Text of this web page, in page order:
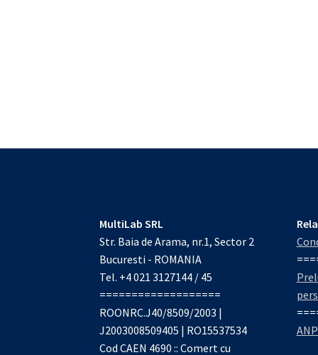
MultiLab SRL
Str. Baia de Arama, nr.1, Sector 2
Bucuresti - ROMANIA
Tel. +4 021 3127144 / 45
===================
ROONRC.J40/8509/2003 |
J2003008509405 | RO15537534
Cod CAEN 4690 :: Comert cu